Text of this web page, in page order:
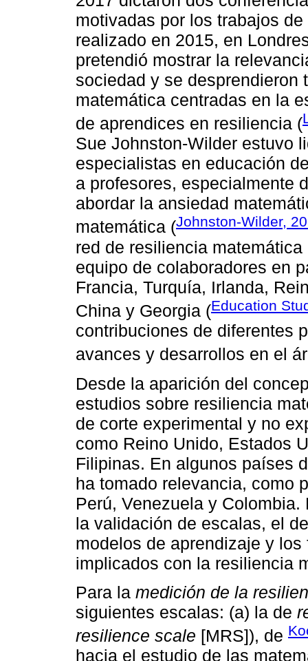
motivadas por los trabajos
realizado en 2015, en
pretendió mostrar la
sociedad y se
matemática centradas en la
de aprendices en resiliencia (
Sue Johnston-Wilder estuvo
especialistas en educación
a profesores, especialmente
abordar la ansiedad
matemática (Johnston-Wilder,
red de resiliencia
equipo de colaboradores en
Francia, Turquía, Irlanda,
China y Georgia (Education
contribuciones de diferentes
avances y desarrollos en el
Desde la aparición del
estudios sobre resiliencia
de corte experimental y no
como Reino Unido, Estados
Filipinas. En algunos países
ha tomado relevancia, como
Perú, Venezuela y
la validación de escalas, el
modelos de aprendizaje y
implicados con la resiliencia
Para la medición de la
siguientes escalas: (a) la de
resilience scale [MRS]), de
hacia el estudio de las